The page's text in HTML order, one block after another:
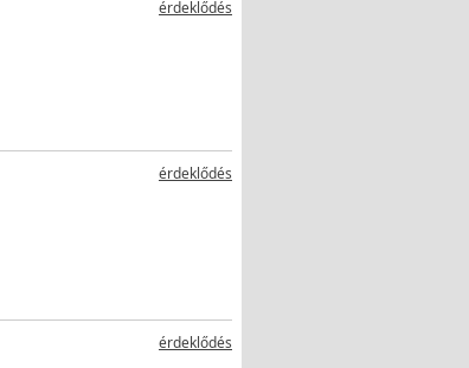
érdeklődés
érdeklődés
érdeklődés